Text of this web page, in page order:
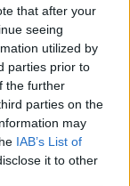
that after your
seeing
utilized by
parties prior to
the further
parties on the
may
IAB’s List of
it to other
Glasgow
Warriors
Cardiff
Emirates